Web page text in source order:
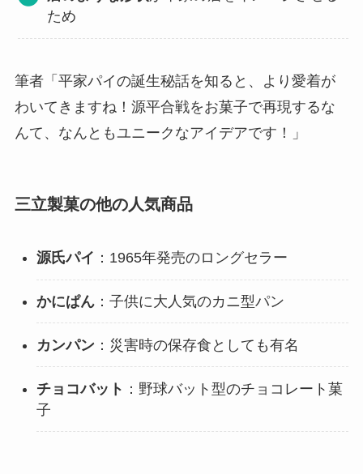
ため
筆者「平家パイの誕生秘話を知ると、より愛着が
わいてきますね！源平合戦をお菓子で再現するな
んて、なんともユニークなアイデアです！」
三立製菓の他の人気商品
源氏パイ ：1965年発売のロングセラー
かにぱん：子供に大人気のカニ型パン
カンパン：災害時の保存食としても有名
チョコバット ：野球バット型のチョコレート菓
子